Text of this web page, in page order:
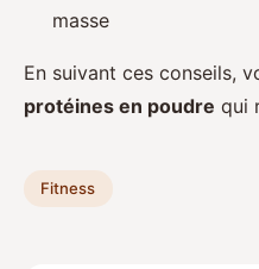
masse
En suivant ces conseils,
protéines en poudre qui
Fitness